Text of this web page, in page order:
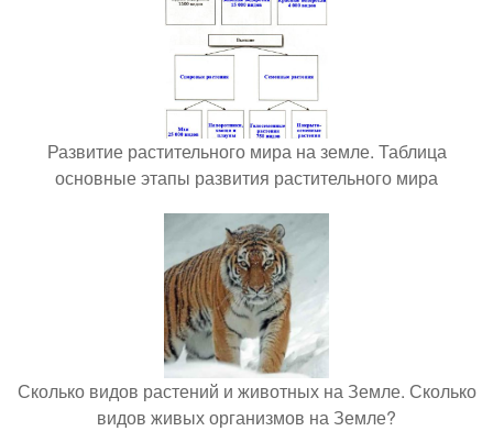
Развитие растительного мира на земле. Таблица
основные этапы развития растительного мира
Сколько видов растений и животных на Земле. Сколько
видов живых организмов на Земле?